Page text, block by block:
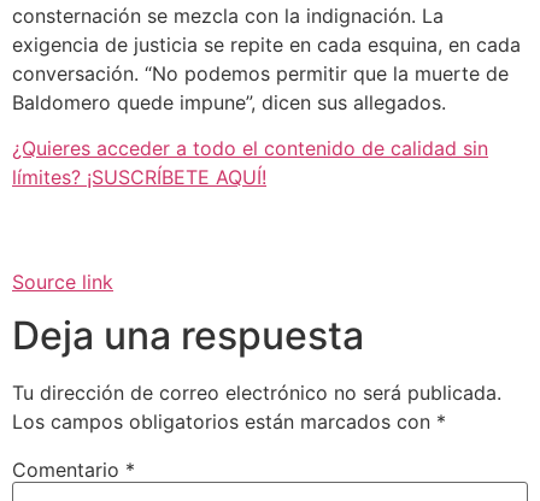
consternación se mezcla con la indignación. La
exigencia de justicia se repite en cada esquina, en cada
conversación. “No podemos permitir que la muerte de
Baldomero quede impune”, dicen sus allegados.
¿Quieres acceder a todo el contenido de calidad sin
límites? ¡SUSCRÍBETE AQUÍ!
Source link
Deja una respuesta
Tu dirección de correo electrónico no será publicada.
Los campos obligatorios están marcados con *
Comentario *